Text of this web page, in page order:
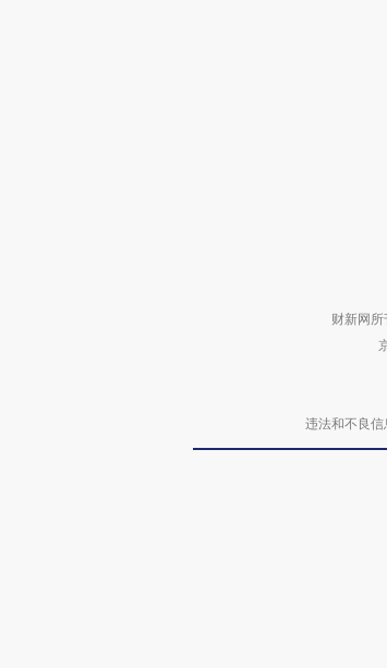
财新网
违法和不良